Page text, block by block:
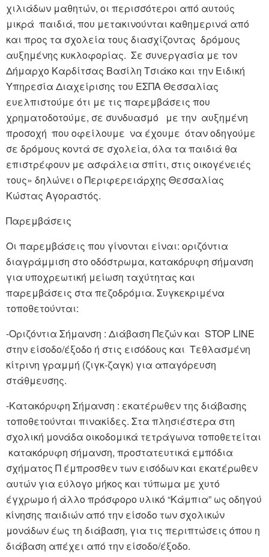
χιλιάδων μαθητών, οι περισσότεροι από αυτούς
μικρά παιδιά, που μετακινούνται καθημερινά από
και προς τα σχολεία τους διασχίζοντας δρόμους
αυξημένης κυκλοφορίας. Σε συνεργασία με τον
Δήμαρχο Καρδίτσας Βασίλη Τσιάκο και την Ειδική
Υπηρεσία Διαχείρισης του ΕΣΠΑ Θεσσαλίας
ευελπιστούμε ότι με τις παρεμβάσεις που
χρηματοδοτούμε, σε συνδυασμό με την αυξημένη
προσοχή που οφείλουμε να έχουμε όταν οδηγούμε
σε δρόμους κοντά σε σχολεία, όλα τα παιδιά θα
επιστρέφουν με ασφάλεια σπίτι, στις οικογένειές
τους» δηλώνει ο Περιφερειάρχης Θεσσαλίας
Κώστας Αγοραστός.
Παρεμβάσεις
Οι παρεμβάσεις που γίνονται είναι: οριζόντια
διαγράμμιση στο οδόστρωμα, κατακόρυφη σήμανση
για υποχρεωτική μείωση ταχύτητας και
παρεμβάσεις στα πεζοδρόμια. Συγκεκριμένα
τοποθετούνται:
-Οριζόντια Σήμανση : Διάβαση Πεζών και STOP LINE
στην είσοδο/έξοδο ή στις εισόδους και Τεθλασμένη
κίτρινη γραμμή (ζιγκ-ζαγκ) για απαγόρευση
στάθμευσης.
-Κατακόρυφη Σήμανση : εκατέρωθεν της διάβασης
τοποθετούνται πινακίδες. Στα πλησιέστερα στη
σχολική μονάδα οικοδομικά τετράγωνα τοποθετείται
κατακόρυφη σήμανση, προστατευτικά εμπόδια
σχήματος Π έμπροσθεν των εισόδων και εκατέρωθεν
αυτών για εύλογο μήκος και τύπωμα με χυτό
έγχρωμο ή άλλο πρόσφορο υλικό “Κάμπια” ως οδηγού
κίνησης παιδιών από την είσοδο των σχολικών
μονάδων έως τη διάβαση, για τις περιπτώσεις όπου η
διάβαση απέχει από την είσοδο/έξοδο.